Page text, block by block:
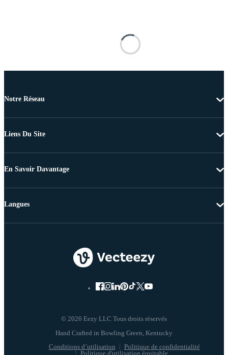
Notre Réseau
Liens Du Site
En Savoir Davantage
© 2026 Eezy LLC Tous droits réservés
Conditions d’utilisation
Politique de confidentialité
Politique d'utilisation équitable
Langues